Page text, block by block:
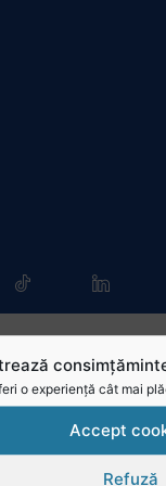
o experiență cât mai
Accept
Refuză